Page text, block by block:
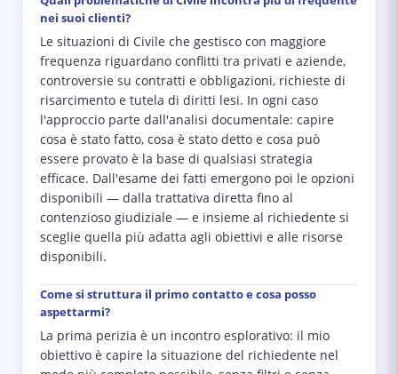
nei suoi clienti?
Le situazioni di Civile che gestisco con maggiore
frequenza riguardano conflitti tra privati e aziende,
controversie su contratti e obbligazioni, richieste di
risarcimento e tutela di diritti lesi. In ogni caso
l'approccio parte dall'analisi documentale: capire
cosa è stato fatto, cosa è stato detto e cosa può
essere provato è la base di qualsiasi strategia
efficace. Dall'esame dei fatti emergono poi le opzioni
disponibili — dalla trattativa diretta fino al
contenzioso giudiziale — e insieme al richiedente si
sceglie quella più adatta agli obiettivi e alle risorse
disponibili.
Come si struttura il primo contatto e cosa posso
aspettarmi?
La prima perizia è un incontro esplorativo: il mio
obiettivo è capire la situazione del richiedente nel